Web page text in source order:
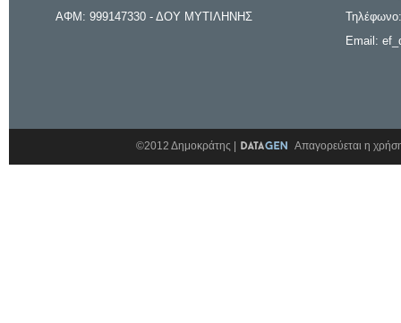
ΑΦΜ: 999147330 - ΔΟΥ ΜΥΤΙΛΗΝΗΣ
Email:
©2012 Δημοκράτης | Απαγορεύεται η